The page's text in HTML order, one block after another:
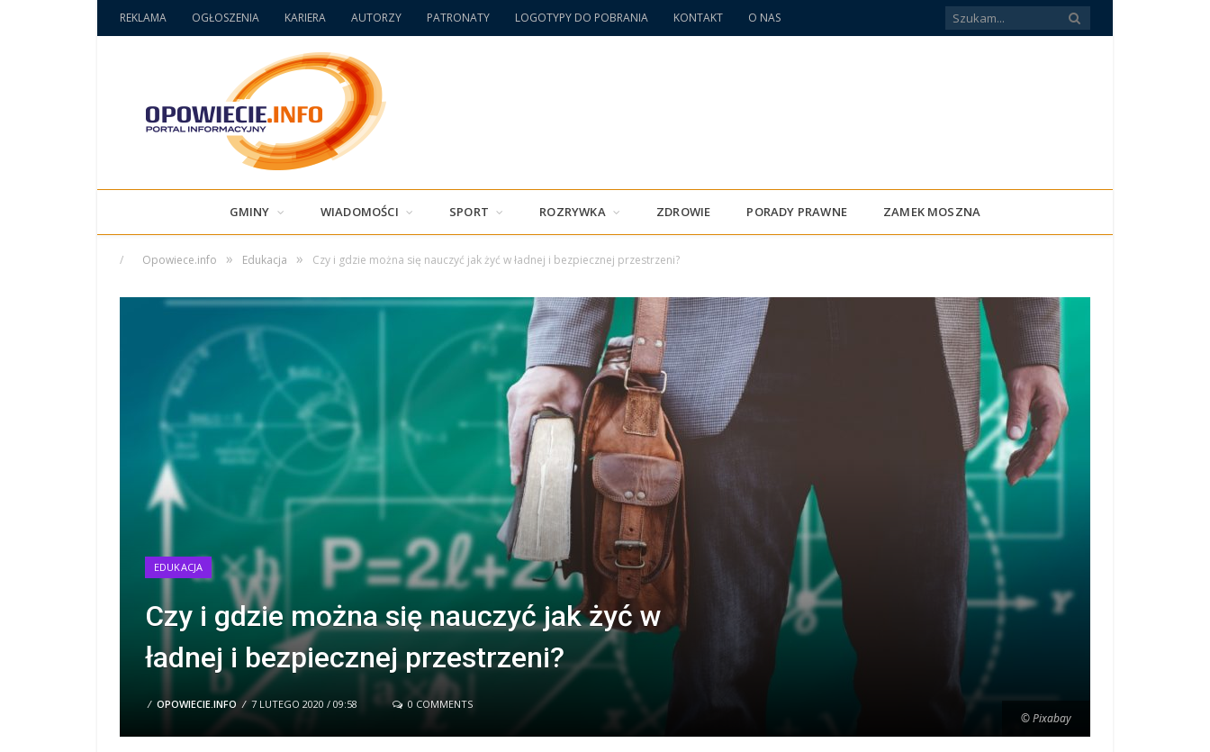
REKLAMA OGŁOSZENIA KARIERA AUTORZY PATRONATY LOGOTYPY DO POBRANIA KONTAKT O NAS
GMINY WIADOMOŚCI SPORT ROZRYWKA ZDROWIE PORADY PRAWNE ZAMEK MOSZNA
/ Opowiece.info » Edukacja » Czy i gdzie można się nauczyć jak żyć w ładnej i bezpiecznej przestrzeni?
© Pixabay
EDUKACJA
Czy i gdzie można się nauczyć jak żyć w
ładnej i bezpiecznej przestrzeni?
/ OPOWIECIE.INFO / 7 LUTEGO 2020 / 09:58 0 COMMENTS
© Pixabay